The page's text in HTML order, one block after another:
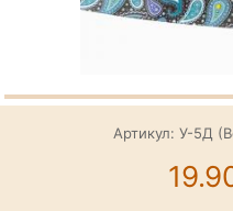
Артикул: У-5Д